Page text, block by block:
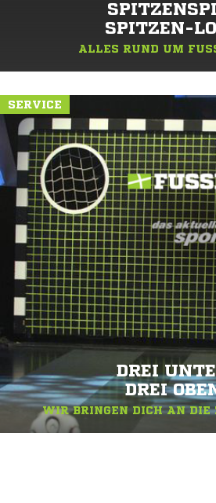
SPITZEN-
ALLES RUND UM
SERVICE
DREI
DREI
WIR BRINGEN DICH AN DIE